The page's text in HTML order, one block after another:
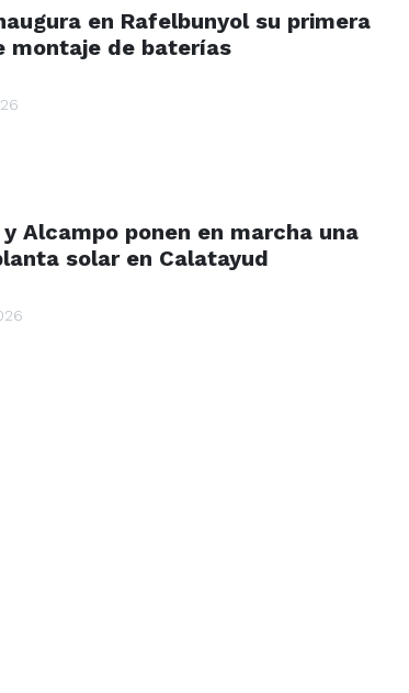
en Rafelbunyol su primera
montaje de baterías
y Alcampo ponen en marcha una
solar en Calatayud